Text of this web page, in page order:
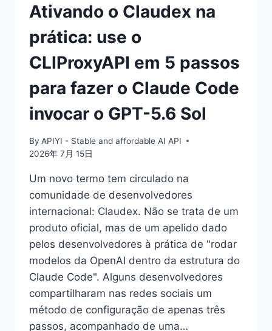
DO
Ativando o Claudex na
prática: use o
CLIProxyAPI em 5 passos
para fazer o Claude Code
invocar o GPT-5.6 Sol
By APIYI - Stable and affordable AI API
2026年 7月 15日
Um novo termo tem circulado na
comunidade de desenvolvedores
internacional: Claudex. Não se trata de um
produto oficial, mas de um apelido dado
pelos desenvolvedores à prática de "rodar
modelos da OpenAI dentro da estrutura do
Claude Code". Alguns desenvolvedores
compartilharam nas redes sociais um
método de configuração de apenas três
passos, acompanhado de uma…